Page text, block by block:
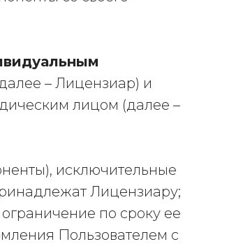
– Лицензиар) и
лицом (далее –
исключительные
Лицензиару;
по сроку ее
Пользователем с